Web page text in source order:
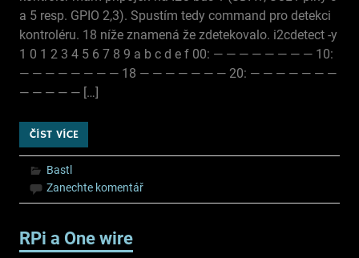
a 5 resp. GPIO 2,3). Spustím tedy command pro detekci
kontroléru. 18 níže znamená že zdetekovalo. i2cdetect -y
1 0 1 2 3 4 5 6 7 8 9 a b c d e f 00: — — — — — — — — 10:
— — — — — — — — 18 — — — — — — — 20: — — — — — — —
— — — — — […]
ČÍST VÍCE
Bastl
Zanechte komentář
RPi a One wire